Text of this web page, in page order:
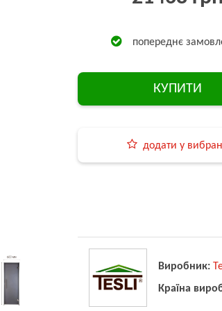
попереднє
КУПИТИ
додати у
Виробник:
Країна